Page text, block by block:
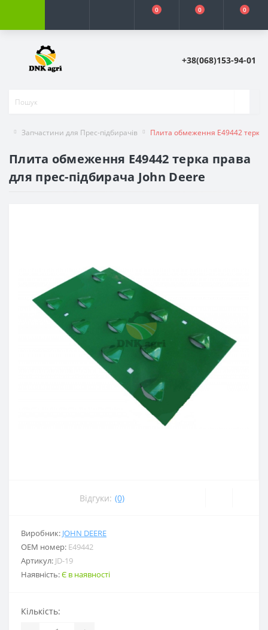
0 0 0
+38(068)153-94-01
Запчастини для Прес-підбирачів Плита обмеження E49442 терка
Плита обмеження E49442 терка права
для прес-підбирача John Deere
Відгуки: (0)
Виробник: JOHN DEERE
ОЕМ номер: E49442
Артикул: JD-19
Наявність:Є в наявності
Кількість: